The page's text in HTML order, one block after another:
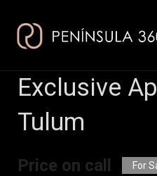
Exclusive
Tulum
Price on call For